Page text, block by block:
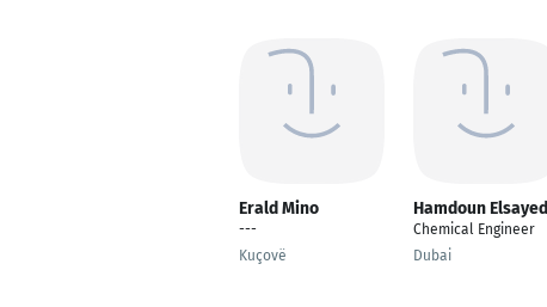
Erald Mino
---
Kuçovë
Hamdoun Elsayed
Chemical Engineer
Dubai